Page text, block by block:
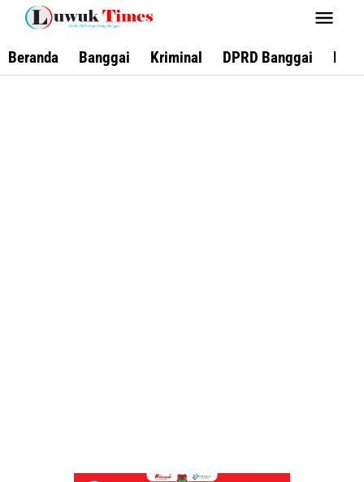
Lewati
konten
Beranda Banggai Kriminal DPRD Banggai